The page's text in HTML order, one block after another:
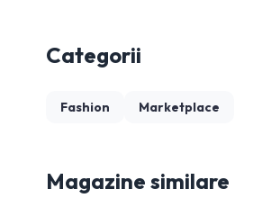
Categorii
Fashion Marketplace
Magazine similare